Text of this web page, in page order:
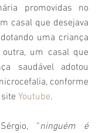
promovidas no
casal que desejava
uma criança
um casal que
saudável adotou
conforme
Youtube.
“ninguém é